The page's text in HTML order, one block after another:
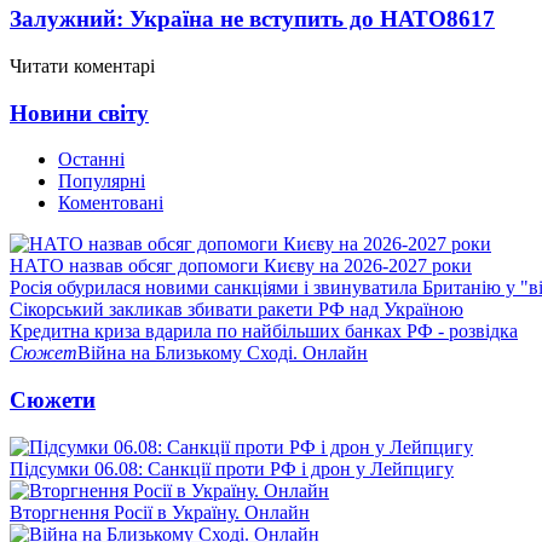
Залужний: Україна не вступить до НАТО8617
Читати коментарі
Новини світу
Останні
Популярні
Коментовані
НАТО назвав обсяг допомоги Києву на 2026-2027 роки
Росія обурилася новими санкціями і звинуватила Британію у
Сікорський закликав збивати ракети РФ над Україною
Кредитна криза вдарила по найбільших банках РФ - розвідка
СюжетВійна на Близькому Сході. Онлайн
Сюжети
Підсумки 06.08: Санкції проти РФ і дрон у Лейпцигу
Вторгнення Росії в Україну. Онлайн